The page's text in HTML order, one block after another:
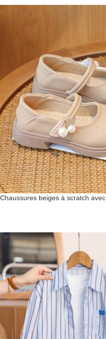
Chaussures beiges à scratch